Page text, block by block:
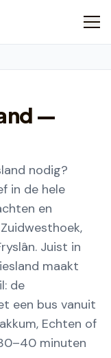
—
nodig?
in de hele
en
Juist in
maakt
de
een bus vanuit
Echten of
minuten